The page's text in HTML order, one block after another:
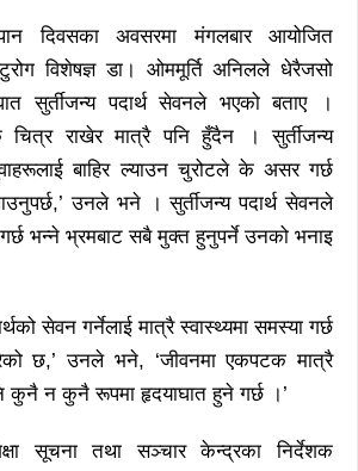
दिवसका अवसरमा मंगलबार आयोजित
विशेषज्ञ डा। ओममूर्ति अनिलले धेरैजसो
सुर्तीजन्य पदार्थ सेवनले भएको बताए ।
चित्र राखेर मात्रै पनि हुँदैन । सुर्तीजन्य
बाहिर ल्याउन चुरोटले के असर गर्छ
उनले भने । सुर्तीजन्य पदार्थ सेवनले
भन्ने भ्रमबाट सबै मुक्त हुनुपर्ने उनको भनाइ
सेवन गर्नेलाई मात्रै स्वास्थ्यमा समस्या गर्छ
छ,’ उनले भने, ‘जीवनमा एकपटक मात्रै
कुनै न कुनै रूपमा हृदयाघात हुने गर्छ ।’
सूचना तथा सञ्चार केन्द्रका निर्देशक